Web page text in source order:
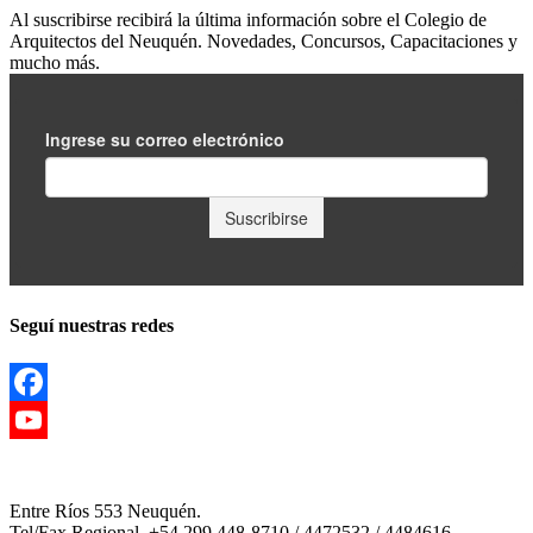
Al suscribirse recibirá la última información sobre el Colegio de
Arquitectos del Neuquén. Novedades, Concursos, Capacitaciones y
mucho más.
Seguí nuestras redes
Facebook
Entre Ríos 553 Neuquén.